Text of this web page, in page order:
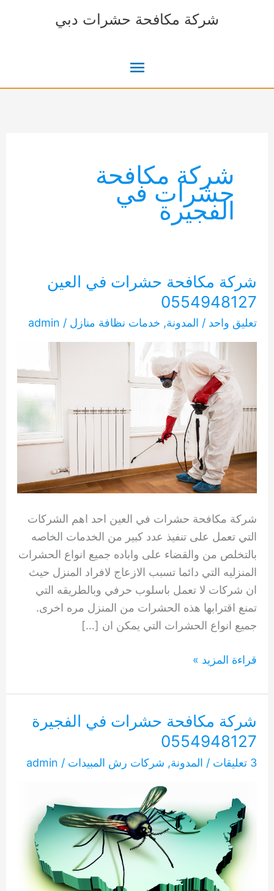
شركة مكافحة حشرات دبي
القائمة
شركة مكافحة
حشرات في
الفجيرة
شركة مكافحة حشرات في العين
0554948127
تعليق واحد / المدونة, خدمات نظافة منازل /
admin
شركة مكافحة حشرات في العين احد اهم الشركات
التي تعمل على تنفيذ عدد كبير من الخدمات الخاصه
بالتخلص من والقضاء على واباده جميع انواع الحشرات
المنزليه التي دائما تسبب الازعاج لافراد المنزل حيث
ان شركات لا تعمل باسلوب حرفي وبالطريقه التي
تمنع اقترابها هذه الحشرات من المنزل مره اخرى.
جميع انواع الحشرات التي يمكن ان […]
شركة
حشرات
العين
0554948127
قراءة المزيد »
شركة مكافحة حشرات في الفجيرة
0554948127
3 تعليقات / المدونة, شركات رش المبيدات /
admin